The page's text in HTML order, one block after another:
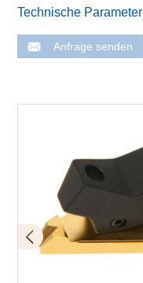
Technische Parameter
Anfrage senden